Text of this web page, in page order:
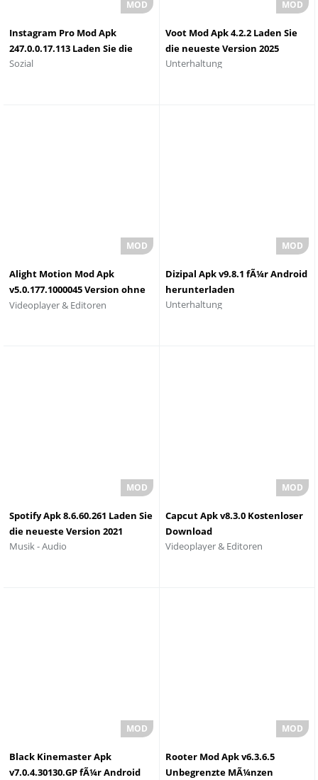
Instagram Pro Mod Apk
247.0.0.17.113 Laden Sie die
neueste Version 2025herunter
Sozial
Voot Mod Apk 4.2.2 Laden Sie
die neueste Version 2025
herunter
Unterhaltung
Alight Motion Mod Apk
v5.0.177.1000045 Version ohne
Wasserzeichen
Videoplayer & Editoren
Dizipal Apk v9.8.1 fÃ¼r Android
herunterladen
Unterhaltung
Spotify Apk 8.6.60.261 Laden Sie
die neueste Version 2021
herunter
Musik - Audio
Capcut Apk v8.3.0 Kostenloser
Download
Videoplayer & Editoren
Black Kinemaster Apk
v7.0.4.30130.GP fÃ¼r Android
Rooter Mod Apk v6.3.6.5
Unbegrenzte MÃ¼nzen